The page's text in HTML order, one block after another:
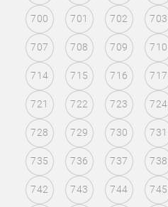
700 701 702 703
707 708 709 710
714 715 716 717
721 722 723 724
728 729 730 731
735 736 737 738
742 743 744 745